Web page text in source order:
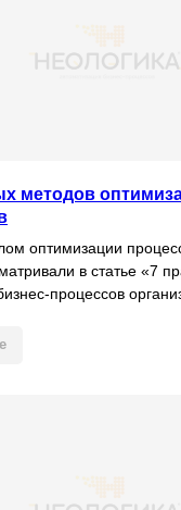
методов
оптимизации
в статье «7
процессов